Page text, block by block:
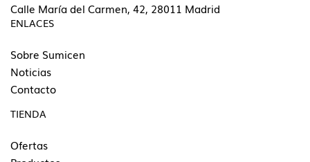
Calle María del Carmen, 42, 28011 Madrid
ENLACES
Sobre Sumicen
Noticias
Contacto
TIENDA
Ofertas